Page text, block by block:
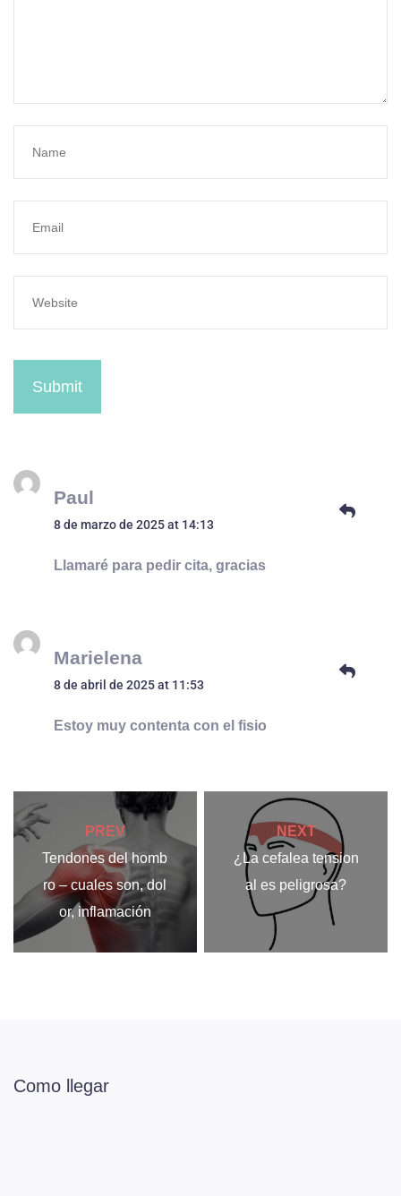
Submit
Paul
8 de marzo de 2025 at 14:13
Llamaré para pedir cita, gracias
Marielena
8 de abril de 2025 at 11:53
Estoy muy contenta con el fisio
PREV
Tendones del homb
ro – cuales son, dol
or, inflamación
NEXT
¿La cefalea tension
al es peligrosa?
Como llegar